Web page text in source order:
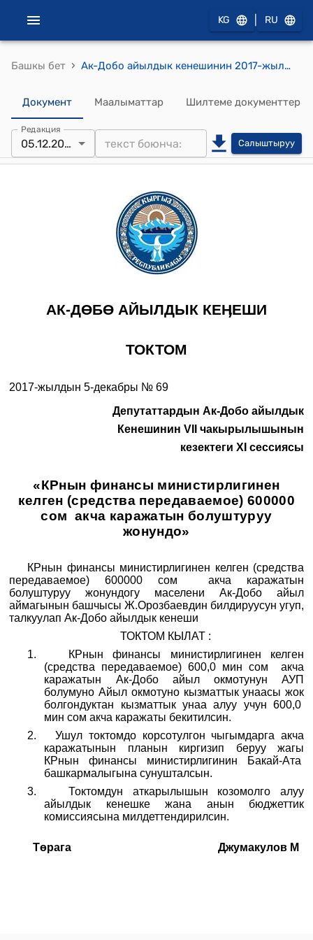
KG RU
Башкы бет › Ак-Добо айылдык кенешинин 2017-жылдын 5-декабрындагы № 69 "«КРнын финансы министирлигинен келген (средства передаваемое) 600000 сом акча каражатын болуштуруу жонундо» токтому
Документ Маалыматтар Шилтеме документтер
Редакция
05.12.2017 Салыштыруу